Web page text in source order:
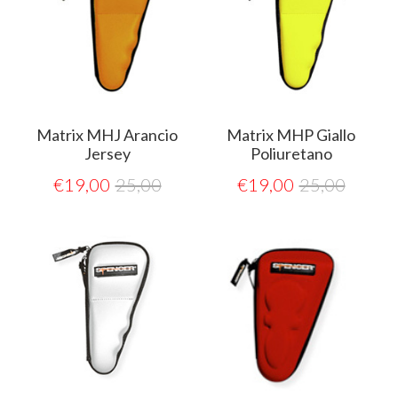
Matrix MHJ Arancio
Jersey
€19,00 25,00
Matrix MHP Giallo
Poliuretano
€19,00 25,00